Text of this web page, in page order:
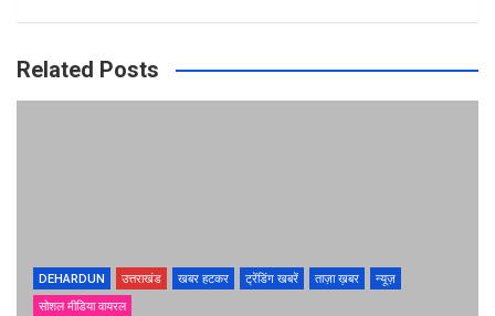
Related Posts
DEHARDUN उत्तराखंड खबर हटकर ट्रेंडिंग खबरें ताज़ा ख़बर
न्यूज़
सोशल मीडिया वायरल